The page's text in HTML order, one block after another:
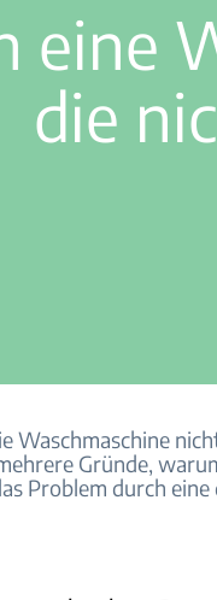
eine
die
Waschmaschine
Gründe,
Problem durch